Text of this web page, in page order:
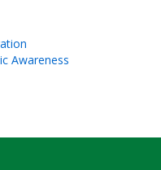
Awareness